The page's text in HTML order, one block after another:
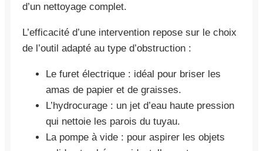
d’un nettoyage complet.
L’efficacité d’une intervention repose sur le choix
de l’outil adapté au type d’obstruction :
Le furet électrique : idéal pour briser les
amas de papier et de graisses.
L’hydrocurage : un jet d’eau haute pression
qui nettoie les parois du tuyau.
La pompe à vide : pour aspirer les objets